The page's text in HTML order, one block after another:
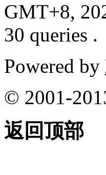
GMT+8,
30 queries .
Powered by
© 2001-
返回顶部